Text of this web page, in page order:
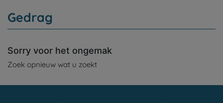
Gedrag
Sorry voor het ongemak
Zoek opnieuw wat u zoekt